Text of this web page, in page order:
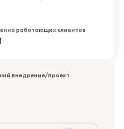
работающих клиентов
внедрение/проект